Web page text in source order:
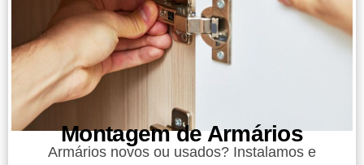
Montagem de Armários
Armários novos ou usados? Instalamos e